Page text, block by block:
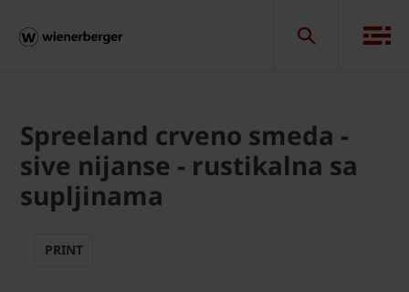
Spreeland crveno smeda -
sive nijanse - rustikalna sa
supljinama
PRINT